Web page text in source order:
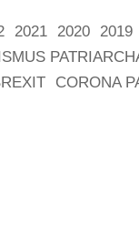
2021 2020 2019
CORONA